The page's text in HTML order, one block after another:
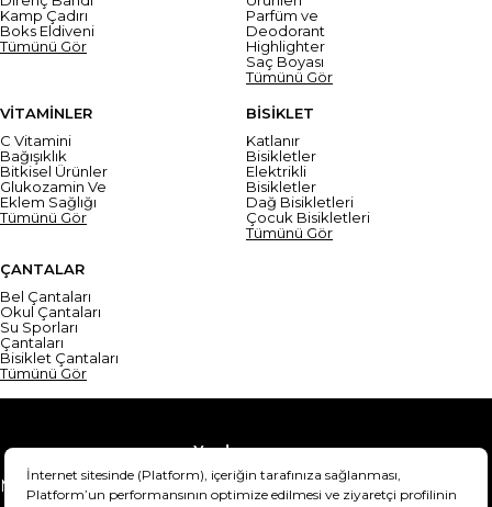
Kamp Çadırı
Boks Eldiveni
Tümünü Gör
Parfüm ve
Deodorant
Highlighter
Saç Boyası
Tümünü Gör
VİTAMİNLER
C Vitamini
Bağışıklık
Bitkisel Ürünler
Glukozamin Ve
Eklem Sağlığı
Tümünü Gör
BİSİKLET
Katlanır
Bisikletler
Elektrikli
Bisikletler
Dağ Bisikletleri
Çocuk Bisikletleri
Tümünü Gör
ÇANTALAR
Bel Çantaları
Okul Çantaları
Su Sporları
Çantaları
Bisiklet Çantaları
Tümünü Gör
Yardım
Mesafeli Satış Sözleşmesi
Teslimat Bilgisi